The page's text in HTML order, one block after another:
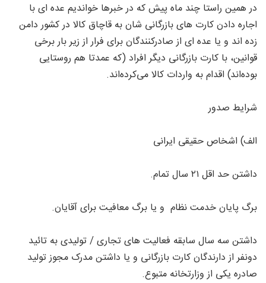
در همین راستا چند ماه پیش که در خبرها خواندیم عده ای با
اجاره دادن کارت های بازرگانی شان به قاچاق کالا در کشور دامن
زده اند و یا عده ای از صادرکنندگان برای فرار از زیر بار برخی
قوانین، با کارت بازرگانی دیگر افراد (که عمدتا هم روستایی
بوده‌اند) اقدام به واردات کالا می‌کرده‌اند.
شرایط صدور
الف) اشخاص حقیقی ایرانی
داشتن حد اقل ۲۱ سال تمام.
برگ پایان خدمت نظام و یا برگ معافیت برای آقایان.
داشتن سه سال سابقه فعالیت های تجاری / تولیدی به تائید
دونفر از دارندگان کارت بازرگانی و یا داشتن مدرک مجوز تولید
صادره یکی از وزارتخانه متبوع.